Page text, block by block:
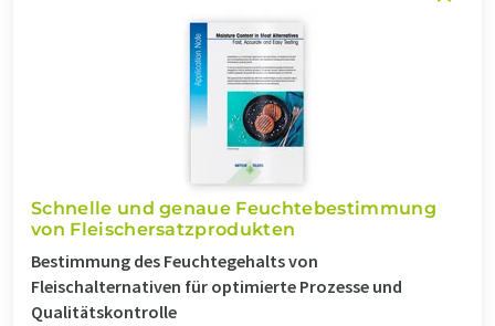
Schnelle und genaue Feuchtebestimmung
von Fleischersatzprodukten
Bestimmung des Feuchtegehalts von
Fleischalternativen für optimierte Prozesse und
Qualitätskontrolle